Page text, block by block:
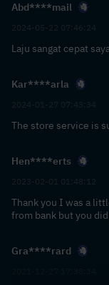
Abd****mail
Laju sangat cepat
Kar****arla
The store service is
Hen****erts
Thank you I was a
from bank but you
Gra****rard